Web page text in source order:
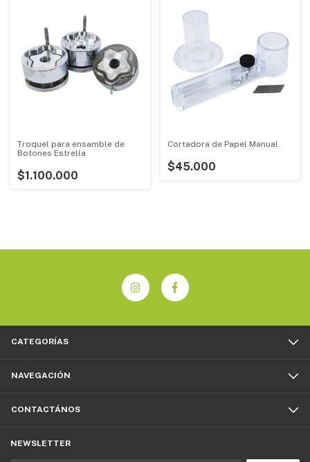
Troquel para ensamble de
Botones Estrella
$1.100.000
Cortadora de Papel Manual
$45.000
CATEGORÍAS
NAVEGACIÓN
CONTACTÁNOS
NEWSLETTER